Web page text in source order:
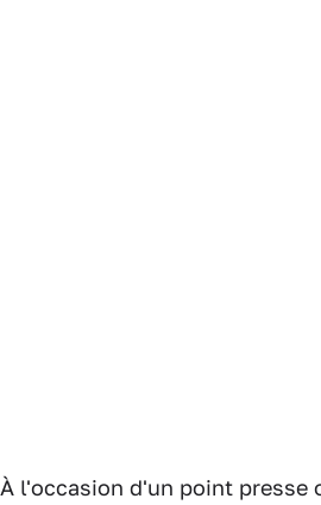
À l'occasion d'un point presse